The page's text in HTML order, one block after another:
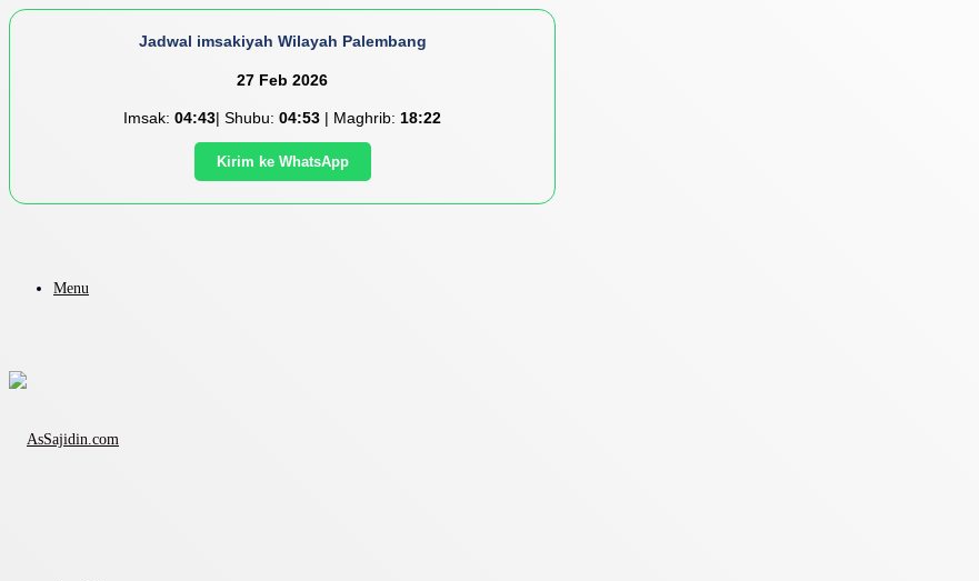
Jadwal imsakiyah Wilayah Palembang
27 Feb 2026
Imsak: 04:43| Shubu: 04:53 | Maghrib: 18:22
Kirim ke WhatsApp
Menu